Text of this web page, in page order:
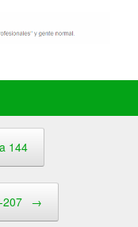
144
207 →